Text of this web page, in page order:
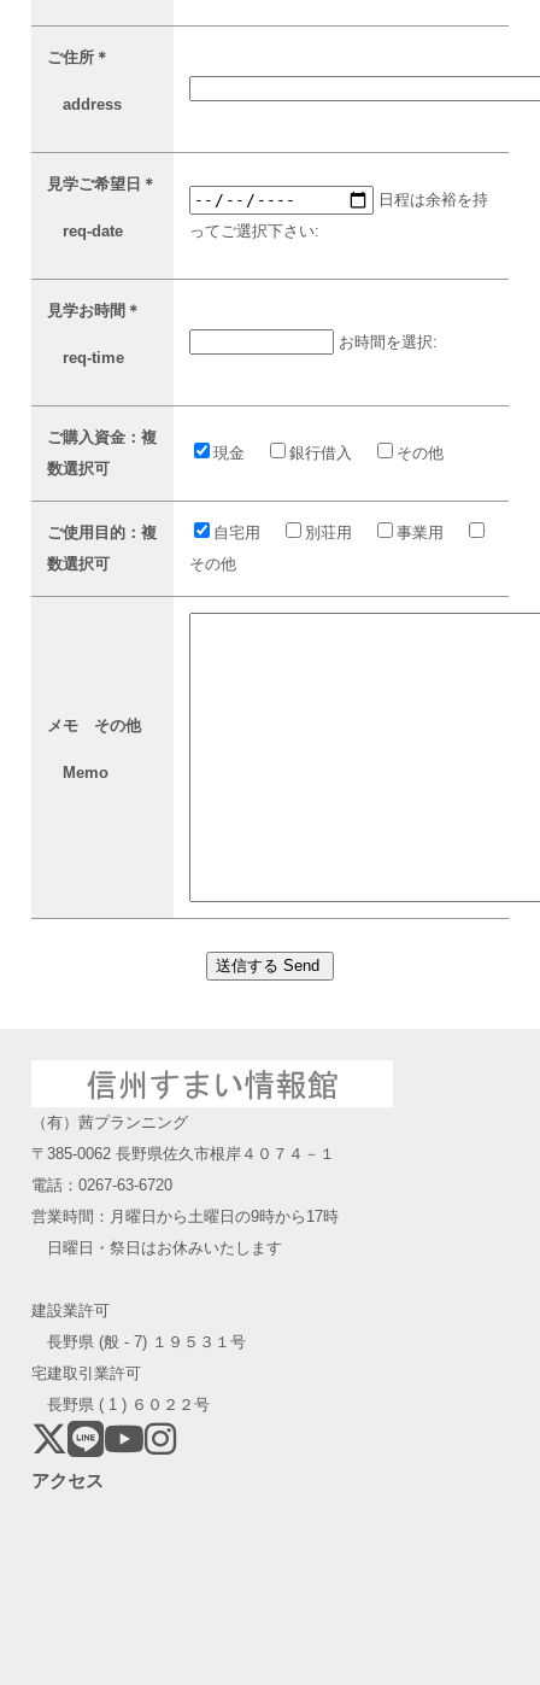
ご住所 ＊
address
見学ご希望日 ＊
req-date
日程は余裕を持
ってご選択下さい:
見学お時間 ＊
req-time
お時間を選択:
ご購入資金：複
数選択可
現金 銀行借入 その他
ご使用目的：複
数選択可
自宅用 別荘用
事業用
その他
メモ その他
Memo
（有）茜プランニング
〒385-0062 長野県佐久市根岸４０７４－１
電話：0267-63-6720
営業時間：月曜日から土曜日の9時から17時
日曜日・祭日はお休みいたします
建設業許可
長野県 (般 - 7) １９５３１号
宅建取引業許可
長野県 ( 1 ) ６０２２号
アクセス